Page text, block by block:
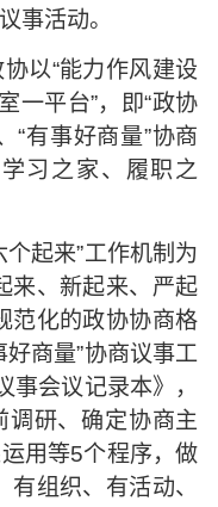
事活动。
以“能力作风建设
一平台”，即“政协
“有事好商量”协商
习之家、履职之
起来”工作机制为
来、新起来、严起
范化的政协协商格
商量”协商议事工
事会议记录本》，
调研、确定协商主
用等5个程序，做
组织、有活动、